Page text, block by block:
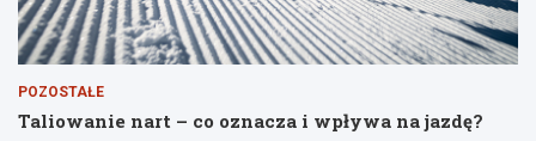
POZOSTAŁE
Taliowanie nart – co oznacza i wpływa na jazdę?